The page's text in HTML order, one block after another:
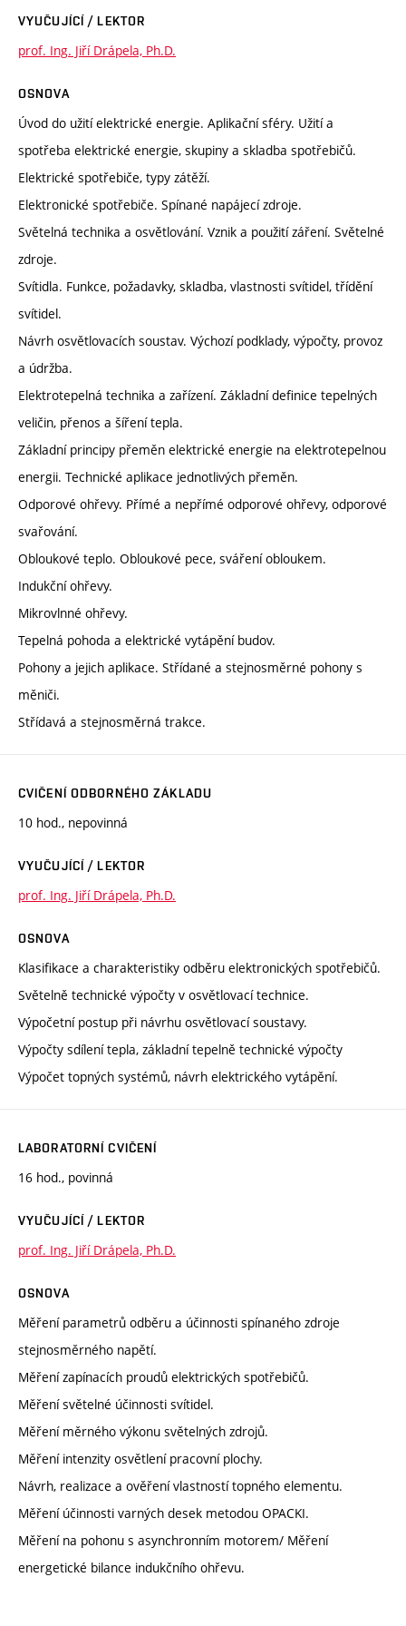
VYUČUJÍCÍ / LEKTOR
prof. Ing. Jiří Drápela, Ph.D.
OSNOVA
Úvod do užití elektrické energie. Aplikační sféry. Užití a
spotřeba elektrické energie, skupiny a skladba spotřebičů.
Elektrické spotřebiče, typy zátěží.
Elektronické spotřebiče. Spínané napájecí zdroje.
Světelná technika a osvětlování. Vznik a použití záření. Světelné
zdroje.
Svítidla. Funkce, požadavky, skladba, vlastnosti svítidel, třídění
svítidel.
Návrh osvětlovacích soustav. Výchozí podklady, výpočty, provoz
a údržba.
Elektrotepelná technika a zařízení. Základní definice tepelných
veličin, přenos a šíření tepla.
Základní principy přeměn elektrické energie na elektrotepelnou
energii. Technické aplikace jednotlivých přeměn.
Odporové ohřevy. Přímé a nepřímé odporové ohřevy, odporové
svařování.
Obloukové teplo. Obloukové pece, sváření obloukem.
Indukční ohřevy.
Mikrovlnné ohřevy.
Tepelná pohoda a elektrické vytápění budov.
Pohony a jejich aplikace. Střídané a stejnosměrné pohony s
měniči.
Střídavá a stejnosměrná trakce.
CVIČENÍ ODBORNÉHO ZÁKLADU
10 hod., nepovinná
VYUČUJÍCÍ / LEKTOR
prof. Ing. Jiří Drápela, Ph.D.
OSNOVA
Klasifikace a charakteristiky odběru elektronických spotřebičů.
Světelně technické výpočty v osvětlovací technice.
Výpočetní postup při návrhu osvětlovací soustavy.
Výpočty sdílení tepla, základní tepelně technické výpočty
Výpočet topných systémů, návrh elektrického vytápění.
LABORATORNÍ CVIČENÍ
16 hod., povinná
VYUČUJÍCÍ / LEKTOR
prof. Ing. Jiří Drápela, Ph.D.
OSNOVA
Měření parametrů odběru a účinnosti spínaného zdroje
stejnosměrného napětí.
Měření zapínacích proudů elektrických spotřebičů.
Měření světelné účinnosti svítidel.
Měření měrného výkonu světelných zdrojů.
Měření intenzity osvětlení pracovní plochy.
Návrh, realizace a ověření vlastností topného elementu.
Měření účinnosti varných desek metodou OPACKI.
Měření na pohonu s asynchronním motorem/ Měření
energetické bilance indukčního ohřevu.